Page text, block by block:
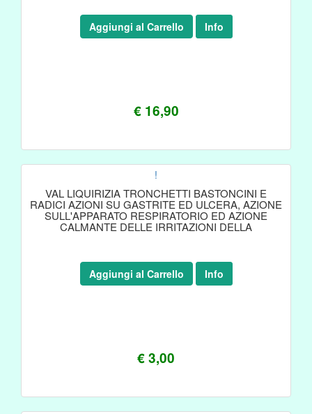
€ 16,90
Aggiungi al Carrello Info
!
VAL LIQUIRIZIA TRONCHETTI BASTONCINI E
RADICI AZIONI SU GASTRITE ED ULCERA, AZIONE
SULL'APPARATO RESPIRATORIO ED AZIONE
CALMANTE DELLE IRRITAZIONI DELLA
€ 3,00
Aggiungi al Carrello Info